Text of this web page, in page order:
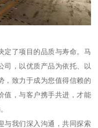
定了项目的品质与寿命。马
，以优质产品为依托、以
，致力于成为您值得信赖的
值，与客户携手共进，才能
与我们深入沟通，共同探索